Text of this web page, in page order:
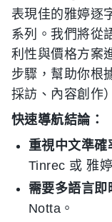
表現佳的雅婷逐
系列。我們將從
利性與價格方案
步驟，幫助你根
採訪、內容創作
快速導航結論：
重視中文準
Tinrec 或 雅
需要多語言
Notta。